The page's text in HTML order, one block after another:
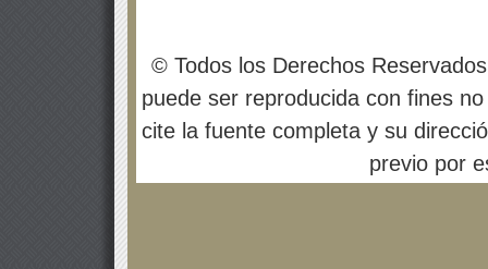
© Todos los Derechos
puede ser reproducida con fines
cite la fuente completa y su
previo por